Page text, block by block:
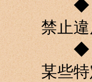
◆ 法
禁止
◆ 法
某些